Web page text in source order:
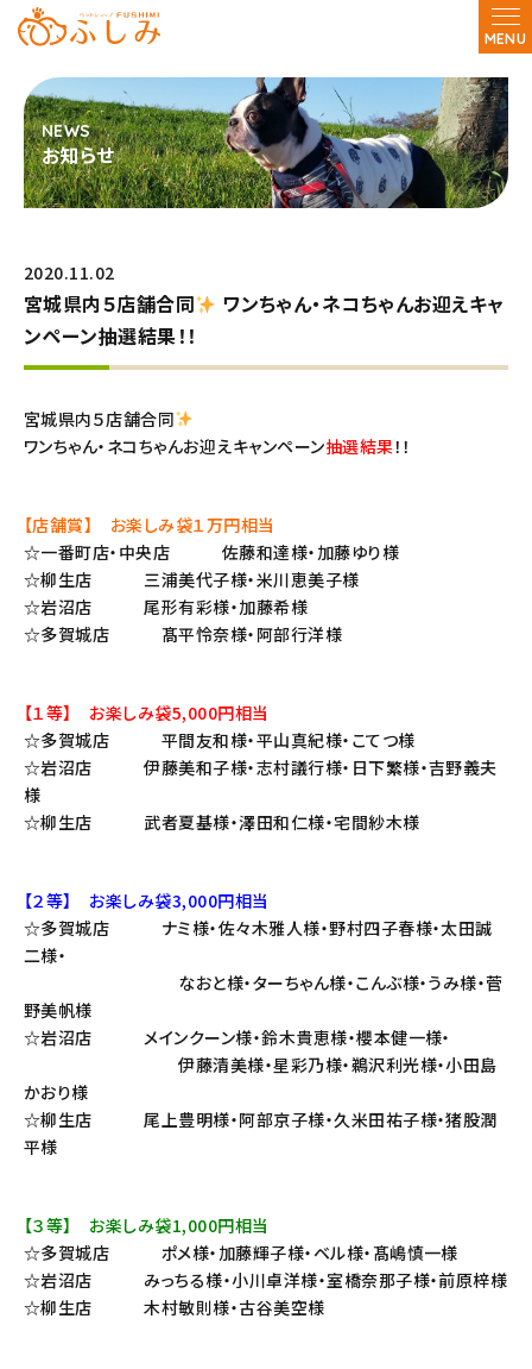
MENU
お知らせ
2020.11.02
宮城県内５店舗合同
ワンちゃん・ネコちゃんお迎えキャ
ンペーン抽選結果！！
宮城県内５店舗合同
ワンちゃん・ネコちゃんお迎えキャンペーン抽選結果！！
【店舗賞】 お楽しみ袋１万円相当
☆一番町店・中央店 佐藤和達様・加藤ゆり様
☆柳生店 三浦美代子様・米川恵美子様
☆岩沼店 尾形有彩様・加藤希様
☆多賀城店 髙平怜奈様・阿部行洋様
【１等】 お楽しみ袋5,000円相当
☆多賀城店 平間友和様・平山真紀様・こてつ様
☆岩沼店 伊藤美和子様・志村議行様・日下繁様・吉野義夫
様
☆柳生店 武者夏基様・澤田和仁様・宅間紗木様
【２等】 お楽しみ袋3,000円相当
☆多賀城店 ナミ様・佐々木雅人様・野村四子春様・太田誠
二様・
なおと様・ターちゃん様・こんぶ様・うみ様・菅
野美帆様
☆岩沼店 メインクーン様・鈴木貴恵様・櫻本健一様・
伊藤清美様・星彩乃様・鵜沢利光様・小田島
かおり様
☆柳生店 尾上豊明様・阿部京子様・久米田祐子様・猪股潤
平様
【３等】 お楽しみ袋1,000円相当
☆多賀城店 ポメ様・加藤輝子様・ベル様・髙嶋慎一様
☆岩沼店 みっちる様・小川卓洋様・室橋奈那子様・前原梓様
☆柳生店 木村敏則様・古谷美空様